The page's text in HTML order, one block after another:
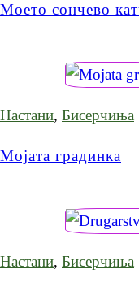
Моето сончево
Настани, Бисерчиња
Мојата градинка
Настани, Бисерчиња